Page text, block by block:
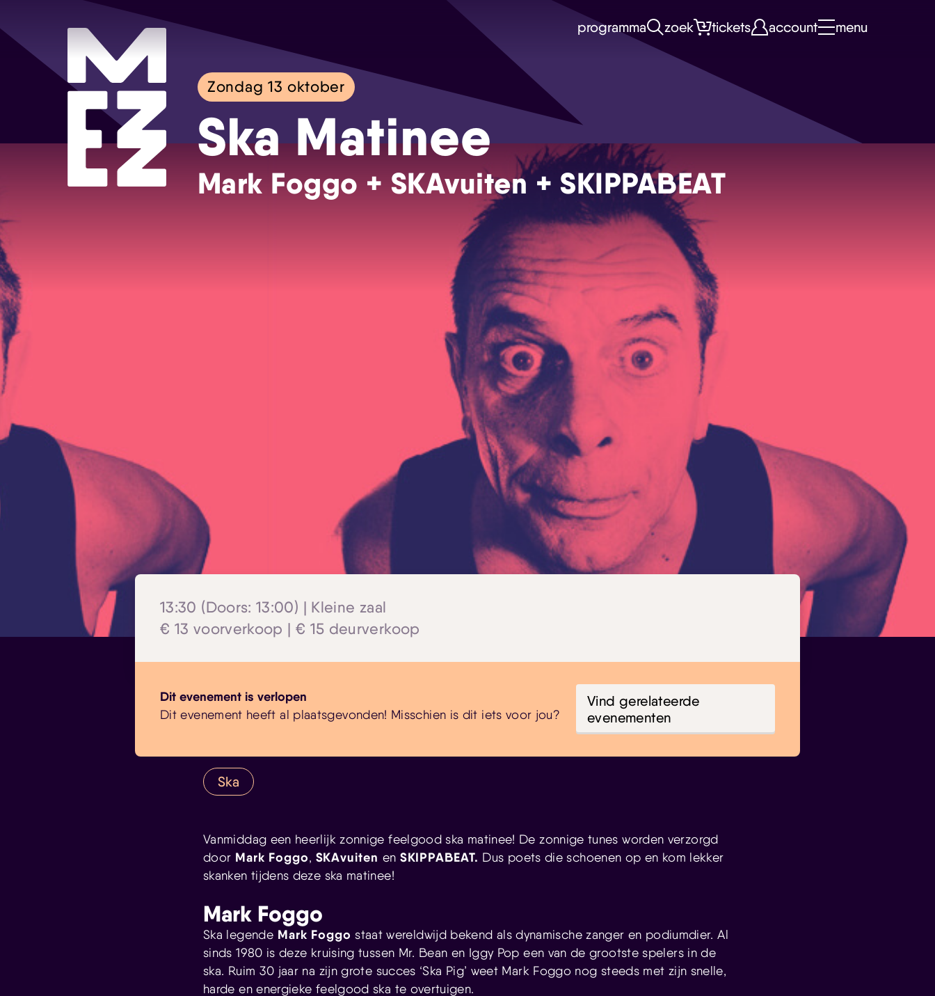
Skip navigatie
programma zoek tickets account menu
Zondag 13 oktober
Ska Matinee
Mark Foggo + SKAvuiten + SKIPPABEAT
13:30 (Doors: 13:00) | Kleine zaal
€ 13 voorverkoop | € 15 deurverkoop
Dit evenement is verlopen
Dit evenement heeft al plaatsgevonden! Misschien is dit iets voor jou?
Vind gerelateerde
evenementen
Ska
Vanmiddag een heerlijk zonnige feelgood ska matinee! De zonnige tunes worden verzorgd
door Mark Foggo, SKAvuiten en SKIPPABEAT. Dus poets die schoenen op en kom lekker
skanken tijdens deze ska matinee!
Mark Foggo
Ska legendeMark Foggo staat wereldwijd bekend als dynamische zanger en podiumdier. Al
sinds 1980 is deze kruising tussen Mr. Bean en Iggy Pop een van de grootste spelers in de
ska. Ruim 30 jaar na zijn grote succes ‘Ska Pig’ weet Mark Foggo nog steeds met zijn snelle,
harde en energieke feelgood ska te overtuigen.